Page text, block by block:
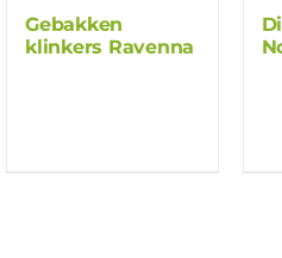
Gebakken
klinkers Ravenna